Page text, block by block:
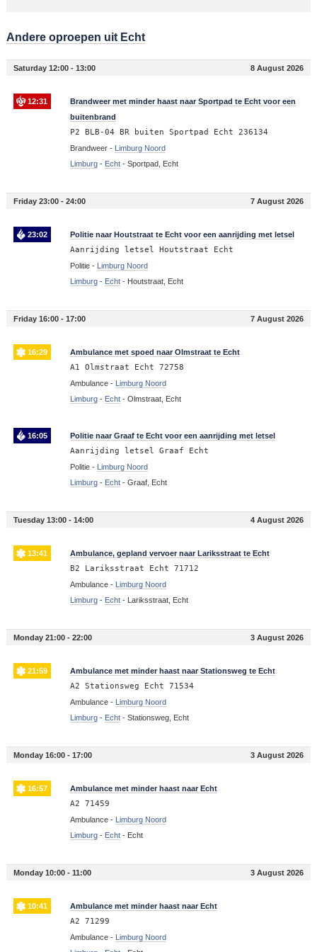
Andere oproepen uit Echt
Saturday 12:00 - 13:00 8 August 2026
12:31
Brandweer met minder haast naar Sportpad te Echt voor een
buitenbrand
P2 BLB-04 BR buiten Sportpad Echt 236134
Brandweer - Limburg Noord
Limburg- Echt- Sportpad, Echt
Friday 23:00 - 24:00 7 August 2026
23:02 Politie naar Houtstraat te Echt voor een aanrijding met letsel
Aanrijding letsel Houtstraat Echt
Politie - Limburg Noord
Limburg- Echt- Houtstraat, Echt
Friday 16:00 - 17:00 7 August 2026
16:29 Ambulance met spoed naar Olmstraat te Echt
A1 Olmstraat Echt 72758
Ambulance - Limburg Noord
Limburg- Echt- Olmstraat, Echt
16:05 Politie naar Graaf te Echt voor een aanrijding met letsel
Aanrijding letsel Graaf Echt
Politie - Limburg Noord
Limburg- Echt- Graaf, Echt
Tuesday 13:00 - 14:00 4 August 2026
13:41 Ambulance, gepland vervoer naar Lariksstraat te Echt
B2 Lariksstraat Echt 71712
Ambulance - Limburg Noord
Limburg- Echt- Lariksstraat, Echt
Monday 21:00 - 22:00 3 August 2026
21:59 Ambulance met minder haast naar Stationsweg te Echt
A2 Stationsweg Echt 71534
Ambulance - Limburg Noord
Limburg- Echt- Stationsweg, Echt
Monday 16:00 - 17:00 3 August 2026
16:57 Ambulance met minder haast naar Echt
A2 71459
Ambulance - Limburg Noord
Limburg- Echt- Echt
Monday 10:00 - 11:00 3 August 2026
10:41 Ambulance met minder haast naar Echt
A2 71299
Ambulance - Limburg Noord